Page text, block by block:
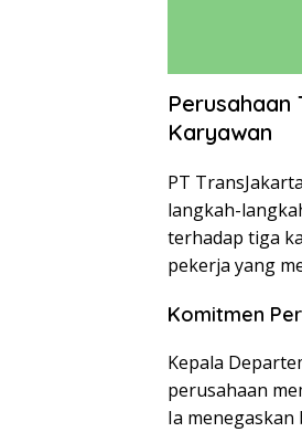
Karyawan
PT
langkah-
terhadap tiga
pekerja yang
Komitmen
Kepala
perusahaan
Ia